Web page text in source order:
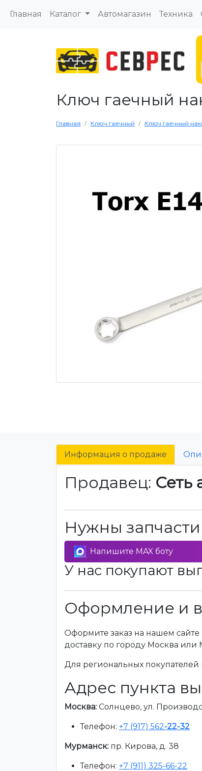
Главная Каталог Автомагазин Техника
Ключ гаечный
Главная Ключ гаечный Ключ гаечный
Информация о продаже
Продавец: Сеть
Нужны
Напишите MAX боту
У нас покупают
Оформление и
Оформите заказ на нашем сайте
доставку по городу Москва или
Для региональных
Адрес пункта
Москва: Солнцево, ул.
Телефон: +7 (917) 562-22-32
Мурманск: пр. Кирова, д. 38
Телефон: +7 (911) 325-66-22